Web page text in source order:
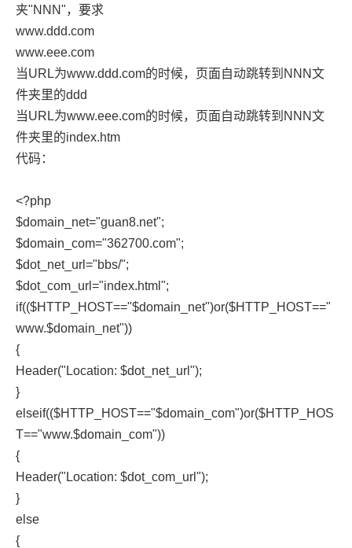
夹"NNN"，要求
www.ddd.com
www.eee.com
当URL为www.ddd.com的时候，页面自动跳转到NNN文
件夹里的ddd
当URL为www.eee.com的时候，页面自动跳转到NNN文
件夹里的index.htm
代码：
<?php
$domain_net="guan8.net";
$domain_com="362700.com";
$dot_net_url="bbs/";
$dot_com_url="index.html";
if(($HTTP_HOST=="$domain_net")or($HTTP_HOST=="
www.$domain_net"))
{
Header("Location: $dot_net_url");
}
elseif(($HTTP_HOST=="$domain_com")or($HTTP_HOS
T=="www.$domain_com"))
{
Header("Location: $dot_com_url");
}
else
{